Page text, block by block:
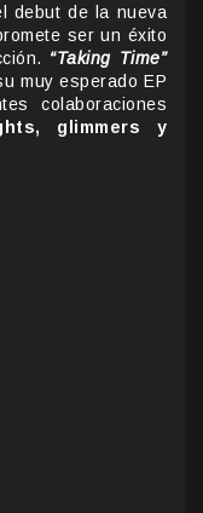
debut de la nueva
ser un éxito
“Taking Time”
muy esperado EP
colaboraciones
glimmers y